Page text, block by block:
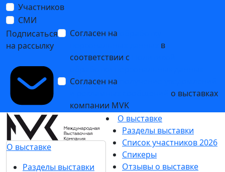
Участников
СМИ
Подписаться
на рассылку
Согласен на
в
соответствии с
Согласен на
о выставках
компании MVK
О выставке
Разделы выставки
О выставке
Разделы выставки
Список участников 2026
Спикеры
Отзывы о выставке